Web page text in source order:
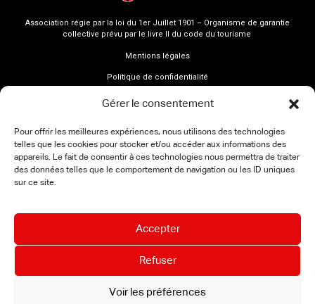
Gérer le consentement
Pour offrir les meilleures expériences, nous utilisons des technologies
telles que les cookies pour stocker et/ou accéder aux informations des
appareils. Le fait de consentir à ces technologies nous permettra de traiter
des données telles que le comportement de navigation ou les ID uniques
sur ce site.
Accepter
Refuser
Voir les préférences
Association régie par la loi du 1er Juillet 1901 – Organisme de garantie
collective prévu par le livre II du code du tourisme
Mentions légales
Politique de confidentialité